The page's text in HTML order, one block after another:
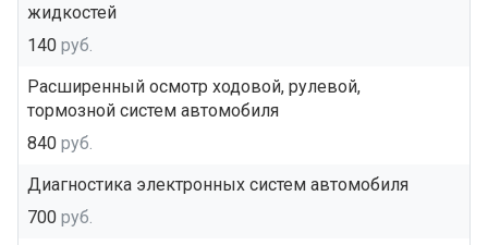
жидкостей
140 руб.
Расширенный осмотр ходовой, рулевой,
тормозной систем автомобиля
840 руб.
Диагностика электронных систем автомобиля
700 руб.